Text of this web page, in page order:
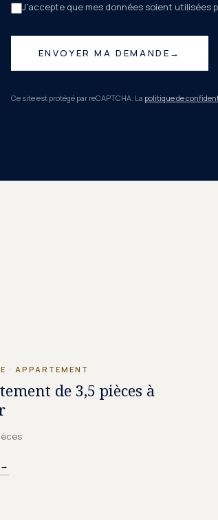
J'accepte que mes données soient utilisées
ENVOYER MA DEMANDE →
Ce site est protégé par reCAPTCHA. La politique de
· APPARTEMENT
de 3,5 pièces à
→